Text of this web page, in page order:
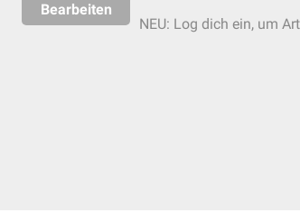
Bearbeiten
NEU: Log dich ein, um